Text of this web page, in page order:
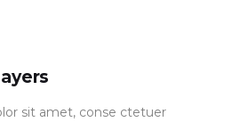
sit amet, conse ctetuer